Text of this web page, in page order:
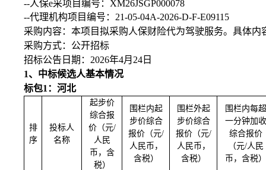
--人保e采项目编号 ： XM26JSGP000078
--代理机构项目编号：21-05-04A-2026-D-F-E09115
采购内容：本项目拟采购人保财险代为驾驶服务。具体
采购方式：公开招标
招标公告日期： 2026年4月 24 日
1、 中标候选人基本情况
标包1：河北
排
序
投标人
名称
起步价
综合报
价（元/
人民
币，含
税）
围栏内起
步价综合
报价（元/
人民币，
含税）
围栏外起
步价综合
报价（元/
人民币，
含税）
围栏内每超
一分钟加收
综合报价
（元/人民
币，含税）